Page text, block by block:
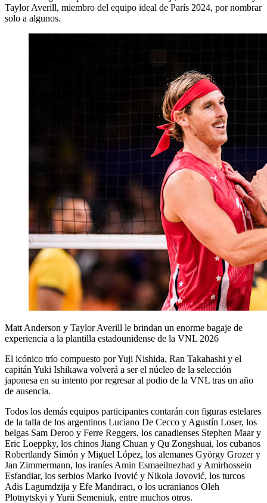
Taylor Averill, miembro del equipo ideal de París 2024, por nombrar
solo a algunos.
Matt Anderson y Taylor Averill le brindan un enorme bagaje de
experiencia a la plantilla estadounidense de la VNL 2026
El icónico trío compuesto por Yuji Nishida, Ran Takahashi y el
capitán Yuki Ishikawa volverá a ser el núcleo de la selección
japonesa en su intento por regresar al podio de la VNL tras un año
de ausencia.
Todos los demás equipos participantes contarán con figuras estelares
de la talla de los argentinos Luciano De Cecco y Agustín Loser, los
belgas Sam Deroo y Ferre Reggers, los canadienses Stephen Maar y
Eric Loeppky, los chinos Jiang Chuan y Qu Zongshuai, los cubanos
Robertlandy Simón y Miguel López, los alemanes György Grozer y
Jan Zimmermann, los iraníes Amin Esmaeilnezhad y Amirhossein
Esfandiar, los serbios Marko Ivović y Nikola Jovović, los turcos
Adis Lagumdzija y Efe Mandıracı, o los ucranianos Oleh
Plotnytskyi y Yurii Semeniuk, entre muchos otros.